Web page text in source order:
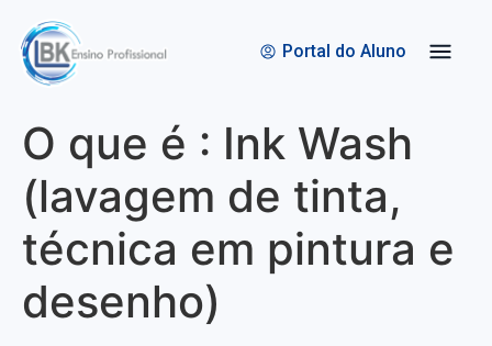
Portal do Aluno
O que é : Ink Wash
(lavagem de tinta,
técnica em pintura e
desenho)